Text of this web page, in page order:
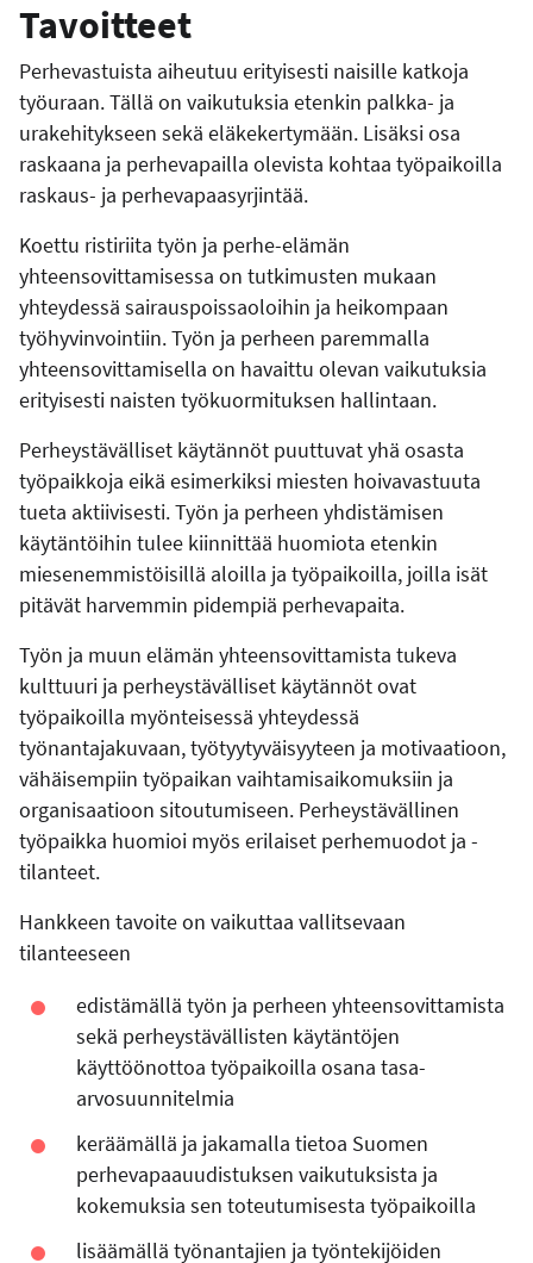
Tavoitteet
Perhevastuista aiheutuu erityisesti naisille katkoja
työuraan. Tällä on vaikutuksia etenkin palkka- ja
urakehitykseen sekä eläkekertymään. Lisäksi osa
raskaana ja perhevapailla olevista kohtaa työpaikoilla
raskaus- ja perhevapaasyrjintää.
Koettu ristiriita työn ja perhe-elämän
yhteensovittamisessa on tutkimusten mukaan
yhteydessä sairauspoissaoloihin ja heikompaan
työhyvinvointiin. Työn ja perheen paremmalla
yhteensovittamisella on havaittu olevan vaikutuksia
erityisesti naisten työkuormituksen hallintaan.
Perheystävälliset käytännöt puuttuvat yhä osasta
työpaikkoja eikä esimerkiksi miesten hoivavastuuta
tueta aktiivisesti. Työn ja perheen yhdistämisen
käytäntöihin tulee kiinnittää huomiota etenkin
miesenemmistöisillä aloilla ja työpaikoilla, joilla isät
pitävät harvemmin pidempiä perhevapaita.
Työn ja muun elämän yhteensovittamista tukeva
kulttuuri ja perheystävälliset käytännöt ovat
työpaikoilla myönteisessä yhteydessä
työnantajakuvaan, työtyytyväisyyteen ja motivaatioon,
vähäisempiin työpaikan vaihtamisaikomuksiin ja
organisaatioon sitoutumiseen. Perheystävällinen
työpaikka huomioi myös erilaiset perhemuodot ja -
tilanteet.
Hankkeen tavoite on vaikuttaa vallitsevaan
tilanteeseen
edistämällä työn ja perheen yhteensovittamista
sekä perheystävällisten käytäntöjen
käyttöönottoa työpaikoilla osana tasa-
arvosuunnitelmia
keräämällä ja jakamalla tietoa Suomen
perhevapaauudistuksen vaikutuksista ja
kokemuksia sen toteutumisesta työpaikoilla
lisäämällä työnantajien ja työntekijöiden